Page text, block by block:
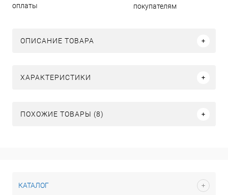
оплаты
покупателям
ОПИСАНИЕ ТОВАРА
ХАРАКТЕРИСТИКИ
ПОХОЖИЕ ТОВАРЫ (8)
КАТАЛОГ